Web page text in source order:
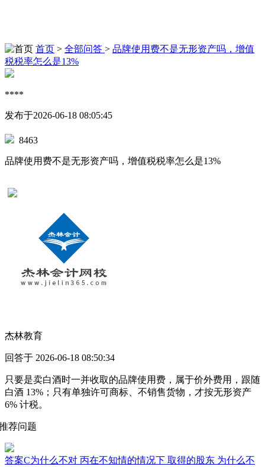
首页 > 全部问答 > 品牌使用费不是无形资产吗，增值
税税率怎么是13%
****
发布于2026-06-18 08:05:45
8463
品牌使用费不是无形资产吗，增值税税率怎么是13%
杰林教育
回答于 2026-06-18 08:50:34
只要是卖白酒时一并收取的品牌使用费，属于价外费用，跟随
白酒 13%；只有单独许可商标、不销售货物，才按无形资产
6% 计税。
荐问题
答案C为什么不对 丙在不知情的情况下 取得的股东 为什么不